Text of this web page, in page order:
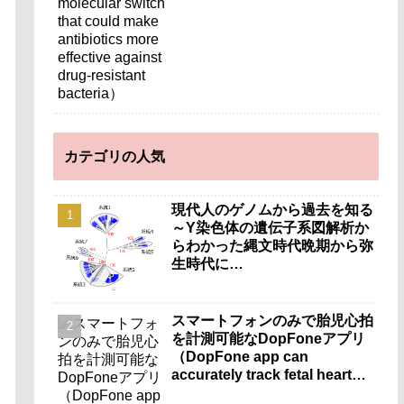
カテゴリの人気
現代人のゲノムから過去を知る
～Y染色体の遺伝子系図解析か
らわかった縄文時代晩期から弥
生時代に…
スマートフォンのみで胎児心拍
を計測可能なDopFoneアプリ
（DopFone app can
accurately track fetal heart